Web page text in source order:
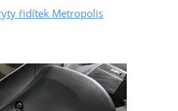
řidítek Metropolis